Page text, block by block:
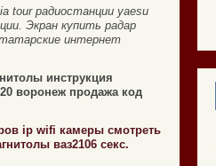
tour радиостанции yaesu
Экран купить радар
интернет
инструкция
воронеж продажа код
ip wifi камеры смотреть
ваз2106 секс.